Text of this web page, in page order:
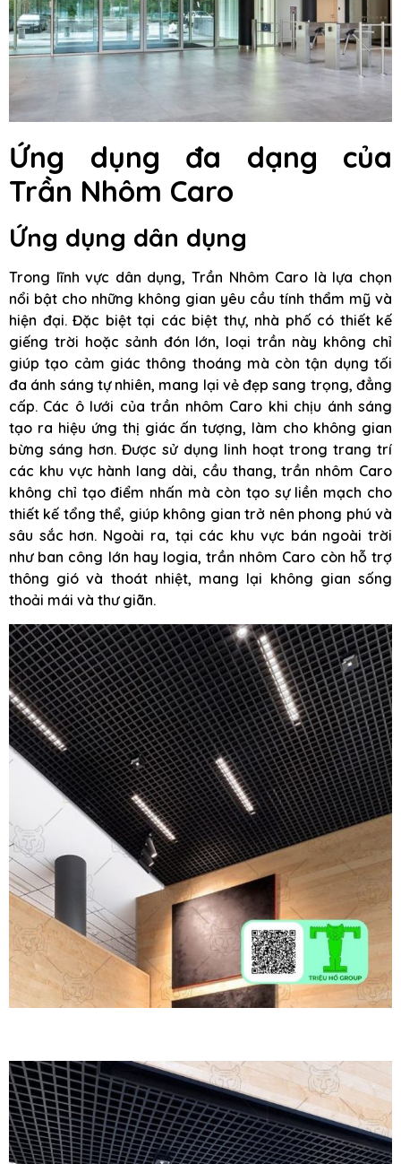
Ứng dụng đa dạng của
Trần Nhôm Caro
Ứng dụng dân dụng
Trong lĩnh vực dân dụng, Trần Nhôm Caro là lựa chọn
nổi bật cho những không gian yêu cầu tính thẩm mỹ và
hiện đại. Đặc biệt tại các biệt thự, nhà phố có thiết kế
giếng trời hoặc sảnh đón lớn, loại trần này không chỉ
giúp tạo cảm giác thông thoáng mà còn tận dụng tối
đa ánh sáng tự nhiên, mang lại vẻ đẹp sang trọng, đẳng
cấp. Các ô lưới của trần nhôm Caro khi chịu ánh sáng
tạo ra hiệu ứng thị giác ấn tượng, làm cho không gian
bừng sáng hơn. Được sử dụng linh hoạt trong trang trí
các khu vực hành lang dài, cầu thang, trần nhôm Caro
không chỉ tạo điểm nhấn mà còn tạo sự liền mạch cho
thiết kế tổng thể, giúp không gian trở nên phong phú và
sâu sắc hơn. Ngoài ra, tại các khu vực bán ngoài trời
như ban công lớn hay logia, trần nhôm Caro còn hỗ trợ
thông gió và thoát nhiệt, mang lại không gian sống
thoải mái và thư giãn.